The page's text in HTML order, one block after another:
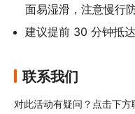
面易湿滑，注意慢行
建议提前 30 分钟抵
联系我们
对此活动有疑问？点击下